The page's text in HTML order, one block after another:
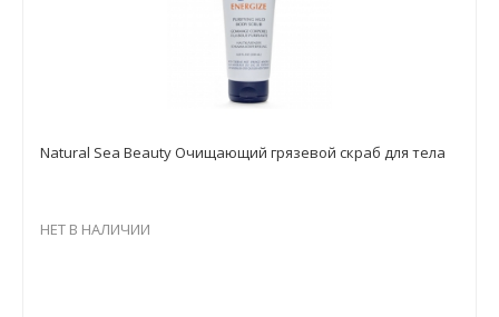
Natural Sea Beauty Очищающий грязевой скраб для тела
НЕТ В НАЛИЧИИ